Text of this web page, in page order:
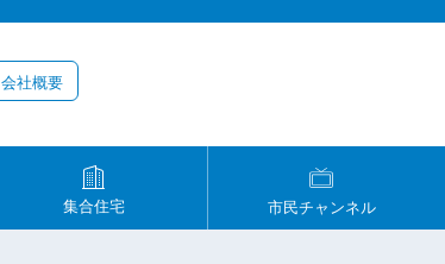
会社概要
集合住宅 市民チャンネル